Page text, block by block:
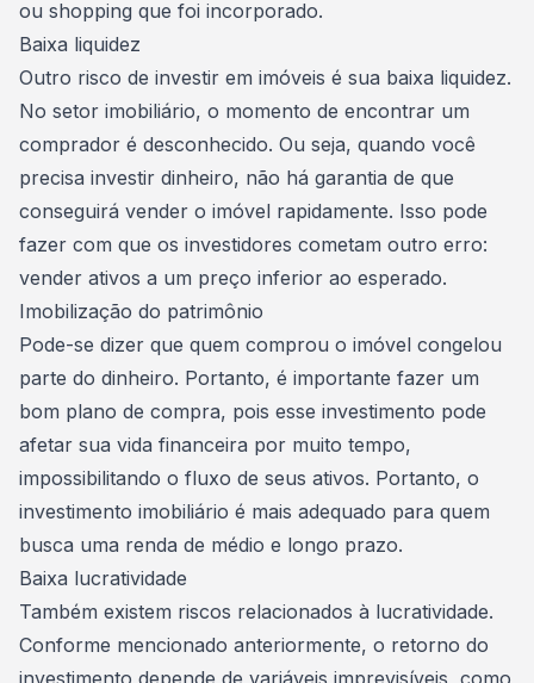
ou shopping que foi incorporado.
Baixa liquidez
Outro risco de investir em imóveis é sua baixa liquidez.
No setor imobiliário, o momento de encontrar um
comprador é desconhecido. Ou seja, quando você
precisa investir dinheiro, não há garantia de que
conseguirá vender o imóvel rapidamente. Isso pode
fazer com que os investidores cometam outro erro:
vender ativos a um preço inferior ao esperado.
Imobilização do patrimônio
Pode-se dizer que quem comprou o imóvel congelou
parte do dinheiro. Portanto, é importante fazer um
bom plano de compra, pois esse investimento pode
afetar sua vida financeira por muito tempo,
impossibilitando o fluxo de seus ativos. Portanto, o
investimento imobiliário é mais adequado para quem
busca uma renda de médio e longo prazo.
Baixa lucratividade
Também existem riscos relacionados à lucratividade.
Conforme mencionado anteriormente, o retorno do
investimento depende de variáveis ​​imprevisíveis, como